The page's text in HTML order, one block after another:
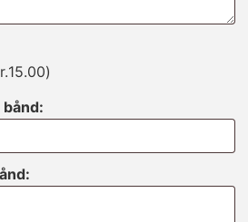
15.00)